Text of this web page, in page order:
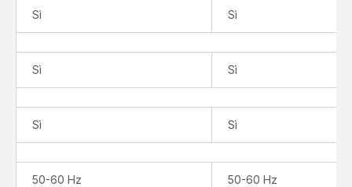
Sì Sì
Sì Sì
Sì Sì
50-60 Hz 50-60 Hz